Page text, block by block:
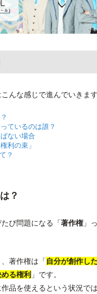
んな感じで進んでいきます
ているのは誰？
ない場合
利の束」
？
？
び問題になる「著作権」
著作権は「自分が創作し
る権利 」です。
品を使えるという状況で